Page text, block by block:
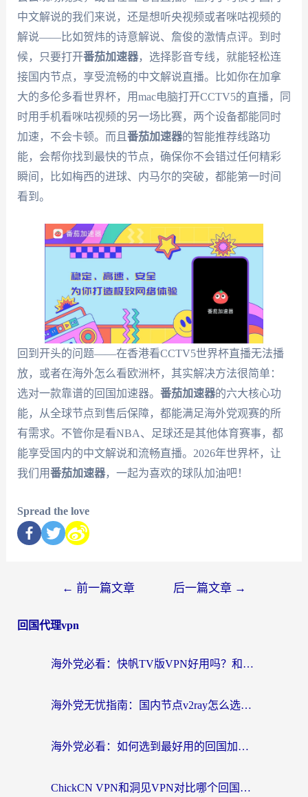
中文解说的我们来说，还是想听央视频或者咪咕视频的
解说——比如贺炜的诗意解说、詹俊的激情点评。到时
候，只要打开番茄加速器，选择影音专线，就能轻松连
接国内节点，享受流畅的中文解说直播。比如你在加拿
大的多伦多看世界杯，用mac电脑打开CCTV5的直播，同
时用手机看咪咕视频的另一场比赛，两个设备都能同时
加速，不会卡顿。而且 番茄加速器的智能推荐线路功
能，会帮你找到最快的节点，确保你不会错过任何精彩
瞬间，比如梅西的进球、内马尔的突破，都能第一时间
看到。
回到开头的问题——在香港看CCTV5世界杯直播无法播
放，或者在海外怎么看欧洲杯，其实解决方法很简单：
选对一款靠谱的回国加速器。 番茄加速器的六大核心功
能，从全球节点到售后保障，都能满足海外党观赛的所
有需求。不管你是看NBA、足球还是其他体育赛事，都
能享受国内的中文解说和流畅直播。2026年世界杯，让
我们用番茄加速器，一起为喜欢的球队加油吧！
Spread the love
← 前一篇文章 后一篇文章 →
回国代理vpn
海外党必看：快帆TV版VPN好用吗？和快游VPN对比哪个回国效果更好？附实用避坑指南
海外党无忧指南：国内节点v2ray怎么选？一键回国VPN+多场景实测帮你避坑
海外党必看：如何选到最好用的回国加速器？从节点到售后的全维度指南
ChickCN VPN和洞见VPN对比哪个回国效果更好？海外党亲测3款加速器+避坑指南